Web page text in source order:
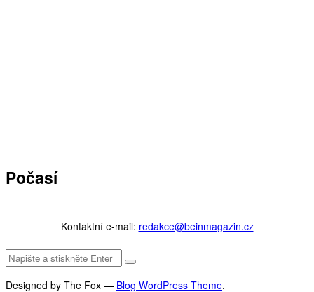
Počasí
Kontaktní e-mail: redakce@beinmagazin.cz
Designed by The Fox — Blog WordPress Theme.